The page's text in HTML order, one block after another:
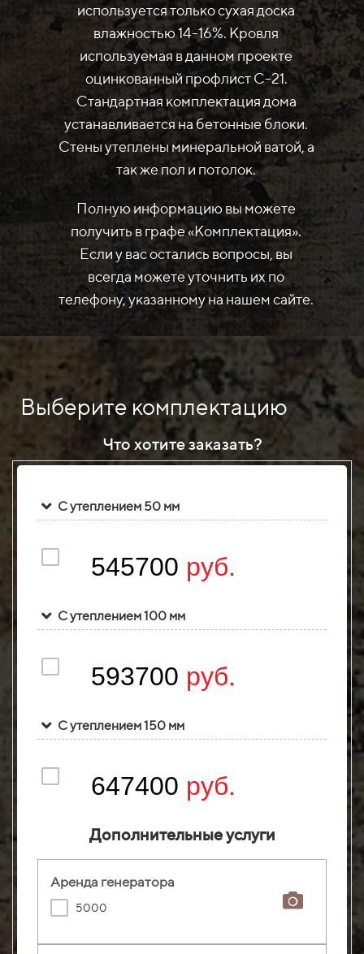
используется только сухая доска
влажностью 14-16%. Кровля
используемая в данном проекте
оцинкованный профлист С-21.
Стандартная комплектация дома
устанавливается на бетонные блоки.
Стены утеплены минеральной ватой, а
так же пол и потолок.
Полную информацию вы можете
получить в графе «Комплектация».
Если у вас остались вопросы, вы
всегда можете уточнить их по
телефону, указанному на нашем сайте.
Выберите комплектацию
Что хотите заказать?
С утеплением 50 мм
545700 руб.
С утеплением 100 мм
593700 руб.
С утеплением 150 мм
647400 руб.
Дополнительные услуги
Аренда генератора
5000